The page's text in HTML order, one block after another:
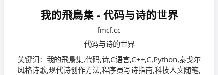
我的飛鳥集 - 代码与诗的世界
fmcf.cc
代码与诗的世界
关键词：我的飛鳥集,代码,诗,C语言,C++,C,Python,泰戈尔
风格诗歌,现代诗创作方法,程序员写诗指南,科技人文随笔,